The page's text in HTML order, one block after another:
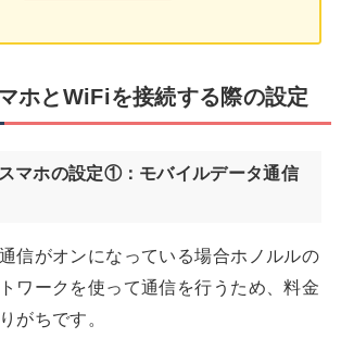
ホとWiFiを接続する際の設定
マホの設定①：モバイルデータ通信
信がオンになっている場合ホノルルの
ワークを使って通信を行うため、料金
がちです。